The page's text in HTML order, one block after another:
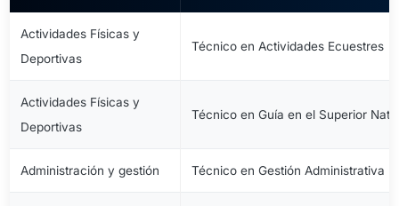
Actividades Físicas y
Deportivas
Técnico en Actividades Ecuestres
Actividades Físicas y
Deportivas
Técnico en Guía en el Superior
Administración y gestión Técnico en Gestión Administrativa